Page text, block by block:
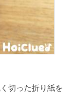
切った折り紙を